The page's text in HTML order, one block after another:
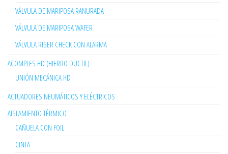
VÁLVULA DE MARIPOSA RANURADA
VÁLVULA DE MARIPOSA WAFER
VÁLVULA RISER CHECK CON ALARMA
ACOMPLES HD (HIERRO DUCTIL)
UNIÓN MECÁNICA HD
ACTUADORES NEUMÁTICOS Y ELÉCTRICOS
AISLAMIENTO TÉRMICO
CAÑUELA CON FOIL
CINTA